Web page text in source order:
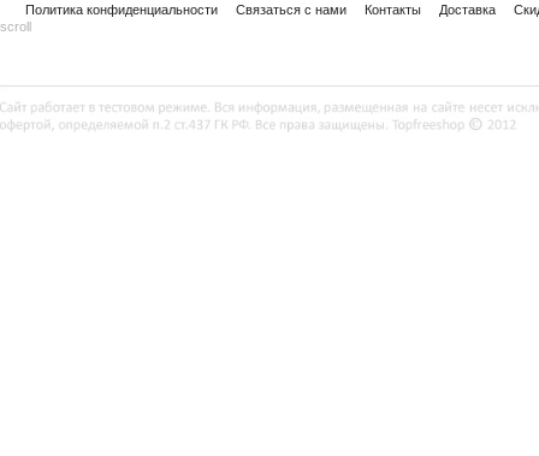
Политика конфиденциальности Связаться с нами Контакты Доставка
scroll